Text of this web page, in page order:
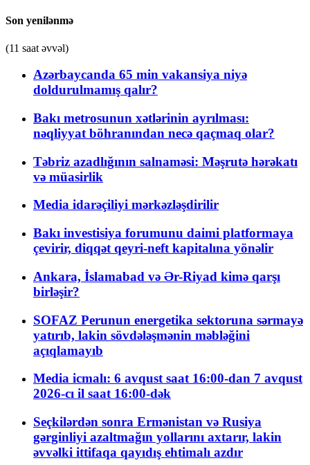
Son yenilənmə
(11 saat əvvəl)
Azərbaycanda 65 min vakansiya niyə
doldurulmamış qalır?
Bakı metrosunun xətlərinin ayrılması:
nəqliyyat böhranından necə qaçmaq olar?
Təbriz azadlığının salnaməsi: Məşrutə hərəkatı
və müasirlik
Media idarəçiliyi mərkəzləşdirilir
Bakı investisiya forumunu daimi platformaya
çevirir, diqqət qeyri-neft kapitalına yönəlir
Ankara, İslamabad və Ər-Riyad kimə qarşı
birləşir?
SOFAZ Perunun energetika sektoruna sərmayə
yatırıb, lakin sövdələşmənin məbləğini
açıqlamayıb
Media icmalı: 6 avqust saat 16:00-dan 7 avqust
2026-cı il saat 16:00-dək
Seçkilərdən sonra Ermənistan və Rusiya
gərginliyi azaltmağın yollarını axtarır, lakin
əvvəlki ittifaqa qayıdış ehtimalı azdır